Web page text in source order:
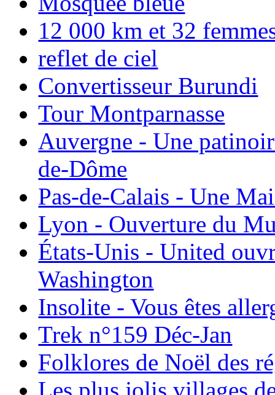
12 000 km et 32
reflet de ciel
Convertisseur Burundi
Tour Montparnasse
Auvergne - Une
de-Dôme
Pas-de-Calais - Une
Lyon - Ouverture du
États-Unis - United
Washington
Insolite - Vous êtes
Trek n°159 Déc-Jan
Folklores de Noël des
Les plus jolis villages